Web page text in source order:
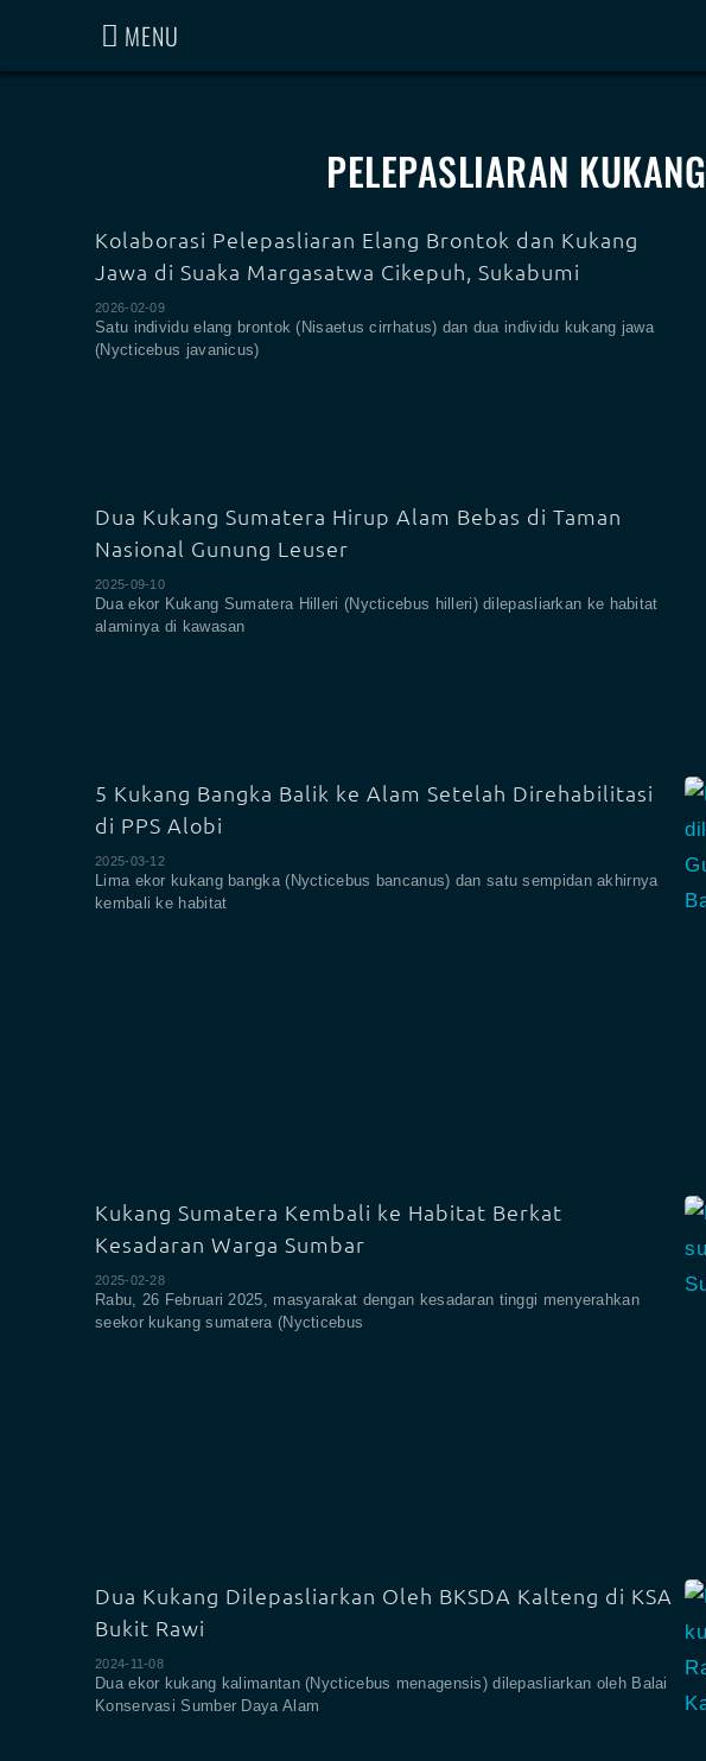
MENU
PELEPASLIARAN KUKANG
Kolaborasi Pelepasliaran Elang Brontok dan Kukang
Jawa di Suaka Margasatwa Cikepuh, Sukabumi
2026-02-09
Satu individu elang brontok (Nisaetus cirrhatus) dan dua individu kukang jawa
(Nycticebus javanicus)
Dua Kukang Sumatera Hirup Alam Bebas di Taman
Nasional Gunung Leuser
2025-09-10
Dua ekor Kukang Sumatera Hilleri (Nycticebus hilleri) dilepasliarkan ke habitat
alaminya di kawasan
5 Kukang Bangka Balik ke Alam Setelah Direhabilitasi
di PPS Alobi
2025-03-12
Lima ekor kukang bangka (Nycticebus bancanus) dan satu sempidan akhirnya
kembali ke habitat
Kukang Sumatera Kembali ke Habitat Berkat
Kesadaran Warga Sumbar
2025-02-28
Rabu, 26 Februari 2025, masyarakat dengan kesadaran tinggi menyerahkan
seekor kukang sumatera (Nycticebus
Dua Kukang Dilepasliarkan Oleh BKSDA Kalteng di KSA
Bukit Rawi
2024-11-08
Dua ekor kukang kalimantan (Nycticebus menagensis) dilepasliarkan oleh Balai
Konservasi Sumber Daya Alam